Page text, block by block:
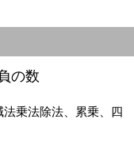
の数
乗法除法、累乗、四